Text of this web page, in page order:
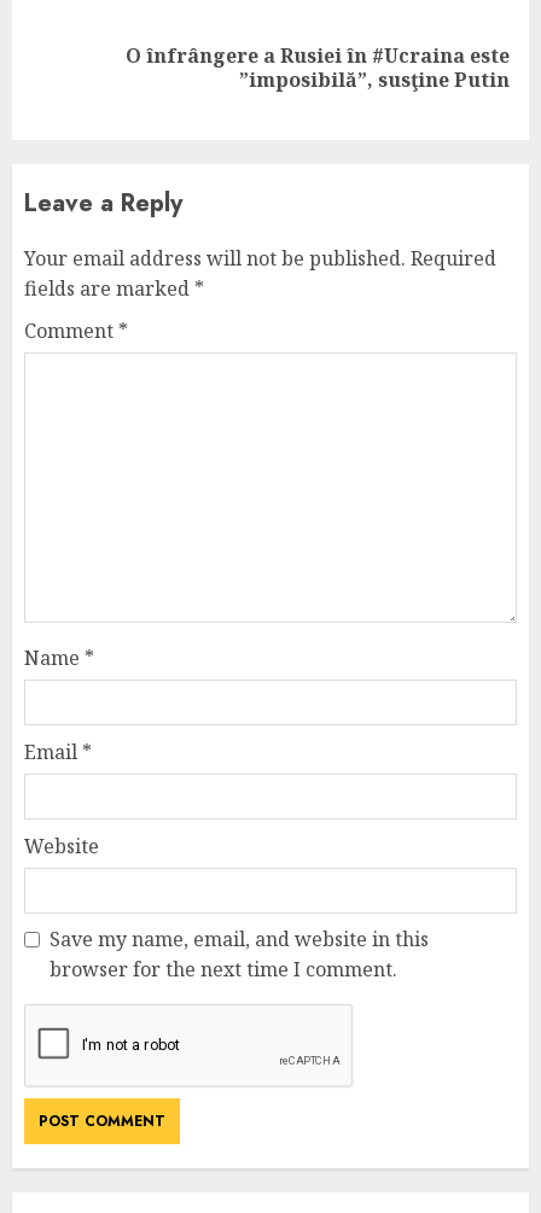
O înfrângere a Rusiei în #Ucraina este
”imposibilă”, susţine Putin
Leave a Reply
Your email address will not be published. Required
fields are marked *
Comment *
Name *
Email *
Website
Save my name, email, and website in this
browser for the next time I comment.